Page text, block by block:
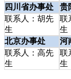
四川省办事处
贵
联系人：胡先
生
联
生
北京办事处
河
联系人：高先
生
联
生